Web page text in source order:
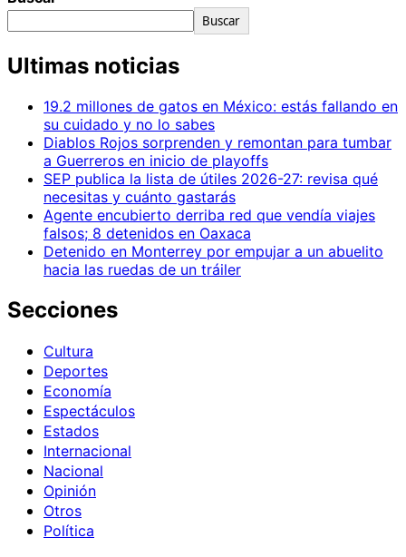
Buscar
Ultimas noticias
19.2 millones de gatos en México: estás fallando en
su cuidado y no lo sabes
Diablos Rojos sorprenden y remontan para tumbar
a Guerreros en inicio de playoffs
SEP publica la lista de útiles 2026-27: revisa qué
necesitas y cuánto gastarás
Agente encubierto derriba red que vendía viajes
falsos; 8 detenidos en Oaxaca
Detenido en Monterrey por empujar a un abuelito
hacia las ruedas de un tráiler
Secciones
Cultura
Deportes
Economía
Espectáculos
Estados
Internacional
Nacional
Opinión
Otros
Política